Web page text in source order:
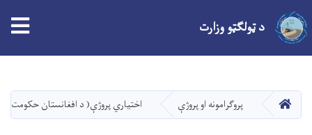
دانګل
د ټولګټو وزارت
کور پروګرامونه او پروژې اختیاري پروژې( د افغانستان حکومت)